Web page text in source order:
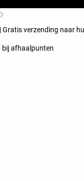
verzending naar
bij afhaalpunten